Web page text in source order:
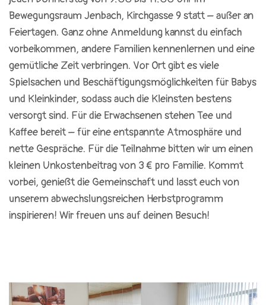
Bewegungsraum Jenbach, Kirchgasse 9 statt – außer an
Feiertagen. Ganz ohne Anmeldung kannst du einfach
vorbeikommen, andere Familien kennenlernen und eine
gemütliche Zeit verbringen. Vor Ort gibt es viele
Spielsachen und Beschäftigungsmöglichkeiten für Babys
und Kleinkinder, sodass auch die Kleinsten bestens
versorgt sind. Für die Erwachsenen stehen Tee und
Kaffee bereit – für eine entspannte Atmosphäre und
nette Gespräche. Für die Teilnahme bitten wir um einen
kleinen Unkostenbeitrag von 3 € pro Familie. Kommt
vorbei, genießt die Gemeinschaft und lasst euch von
unserem abwechslungsreichen Herbstprogramm
inspirieren! Wir freuen uns auf deinen Besuch!